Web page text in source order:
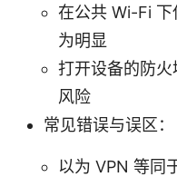
在公共 Wi-Fi 下
为明显
打开设备的防
风险
常见错误与误区：
以为 VPN 等同